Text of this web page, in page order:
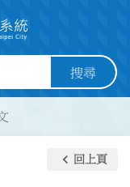
搜尋
keyboard_arrow_left 回上頁